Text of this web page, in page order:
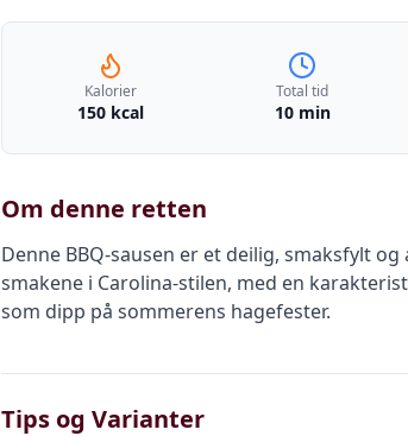
Kalorier
150 kcal
Total tid
10 min
Om denne retten
Denne BBQ-sausen er et deilig, smaksfylt
smakene i Carolina-stilen, med en
som dipp på sommerens hagefester.
Tips og Varianter